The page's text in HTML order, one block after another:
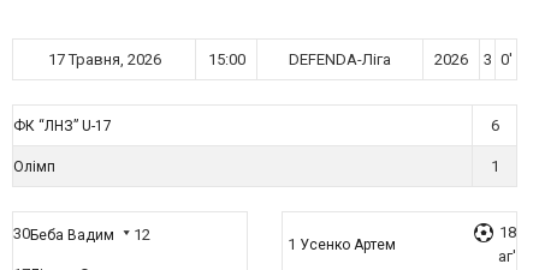
17 Травня, 2026 15:00 DEFENDA-Ліга 2026 3 0'
ФК “ЛНЗ” U-17 6
Олімп 1
30Беба Вадим 12
1 Усенко Артем
18
аг'